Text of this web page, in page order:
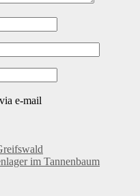
e-mail
im Tannenbaum